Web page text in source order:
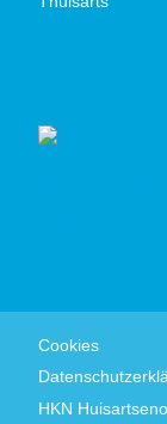
Cookies
HKN